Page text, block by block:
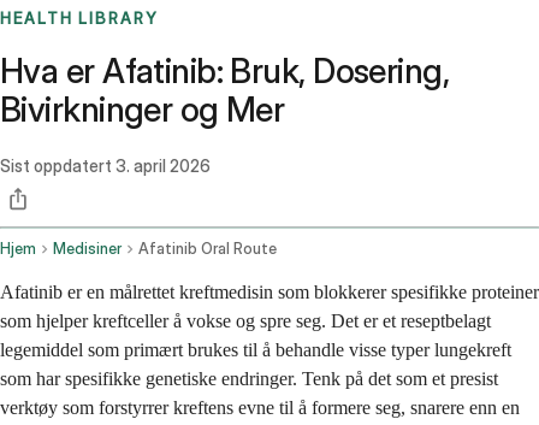
HEALTH LIBRARY
Hva er Afatinib: Bruk, Dosering,
Bivirkninger og Mer
Sist oppdatert 3. april 2026
Hjem Medisiner Afatinib Oral Route
Afatinib er en målrettet kreftmedisin som blokkerer spesifikke proteiner
som hjelper kreftceller å vokse og spre seg. Det er et reseptbelagt
legemiddel som primært brukes til å behandle visse typer lungekreft
som har spesifikke genetiske endringer. Tenk på det som et presist
verktøy som forstyrrer kreftens evne til å formere seg, snarere enn en